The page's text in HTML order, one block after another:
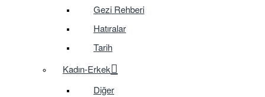
Gezi Rehberi
Hatıralar
Tarih
Kadın-Erkek
Diğer